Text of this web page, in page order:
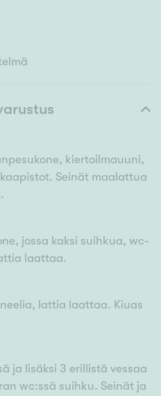
kiertoilmauuni,
Seinät maalattua
jossa kaksi suihkua, wc-
laattaa.
lattia laattaa. Kiuas
ja lisäksi 3 erillistä vessaa
wc:ssä suihku. Seinät ja